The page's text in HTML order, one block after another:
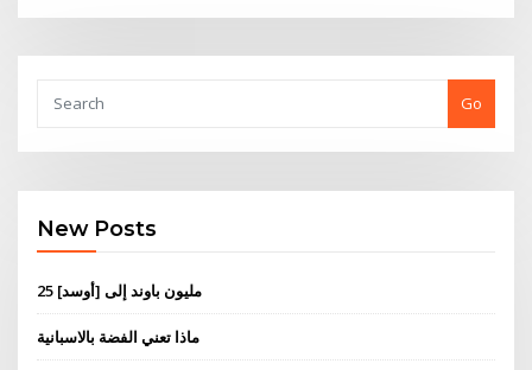
Go
New Posts
25 مليون باوند إلى [أوسد]
ماذا تعني الفضة بالاسبانية